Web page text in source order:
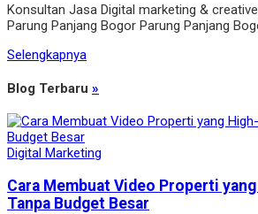
Konsultan Jasa Digital marketing &
Parung Panjang Bogor Parung Panjang
Selengkapnya
Blog Terbaru »
Digital Marketing
Cara Membuat Video Properti
Tanpa Budget Besar